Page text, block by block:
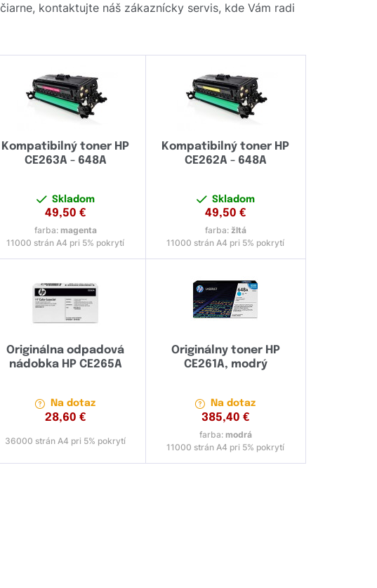
kontaktujte náš zákaznícky servis, kde Vám radi
Kompatibilný toner HP
CE263A - 648A
Skladom
49,50 €
farba: magenta
11000 strán A4 pri 5% pokrytí
Kompatibilný toner HP
CE262A - 648A
Skladom
49,50 €
farba: žltá
11000 strán A4 pri 5% pokrytí
Originálna odpadová
nádobka HP CE265A
Na dotaz
28,60 €
36000 strán A4 pri 5% pokrytí
Originálny toner HP
CE261A, modrý
Na dotaz
385,40 €
farba: modrá
11000 strán A4 pri 5% pokrytí